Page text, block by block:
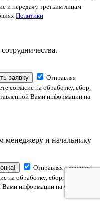
и передачу третьим лицам
Политики
заявку
Отправляя
согласие на обработку, сбор,
Вами информации на
и начальнику
Отправляя сведения
на обработку, сбор, хранение
информации на условиях